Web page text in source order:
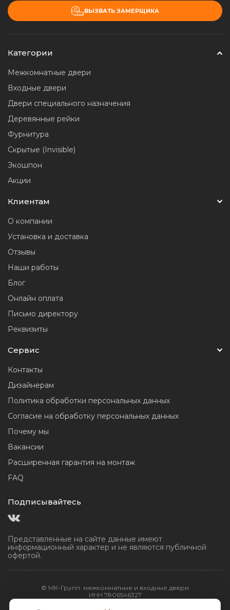
ВЫЗВАТЬ ЗАМЕРЩИКА
Категории
Межкомнатные двери
Входные двери
Двери специального назначения
Деревянные рейки
Фурнитура
Скрытые (Invisible)
Экошпон
Акции
Клиентам
О компании
Установка и доставка
Отзывы
Наши работы
Блог
Онлайн оплата
Письмо директору
Реквизиты
Сервис
Контакты
Дизайнерам
Политика обработки персональных данных
Согласие на обработку персональных данных
Почему мы
Вакансии
Расширенная гарантия на монтаж
FAQ
Подписывайтесь
Представленные на сайте данные имеют
информационный характер и не являются публичной
офертой.
ИНН 7806546327
© МК-Групп: межкомнатные и входные двери